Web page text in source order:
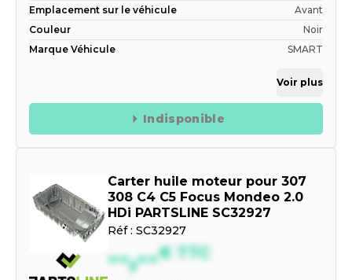
Emplacement sur le véhicule
Avant
Couleur
Noir
Marque Véhicule
SMART
Voir plus
Indisponible
Carter huile moteur pour 307
308 C4 C5 Focus Mondeo 2.0
HDi PARTSLINE SC32927
Réf : SC32927
--,--€ TTC